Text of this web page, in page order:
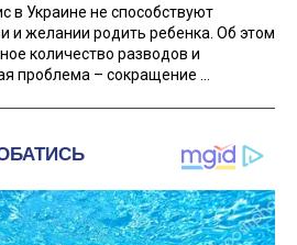
в Украине не способствуют
и желании родить ребенка. Об этом
количество разводов и
проблема – сокращение ...